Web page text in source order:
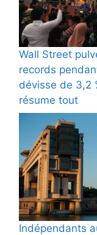
Wall Street
records
dévisse de 3,2
résume tout
Indépendants